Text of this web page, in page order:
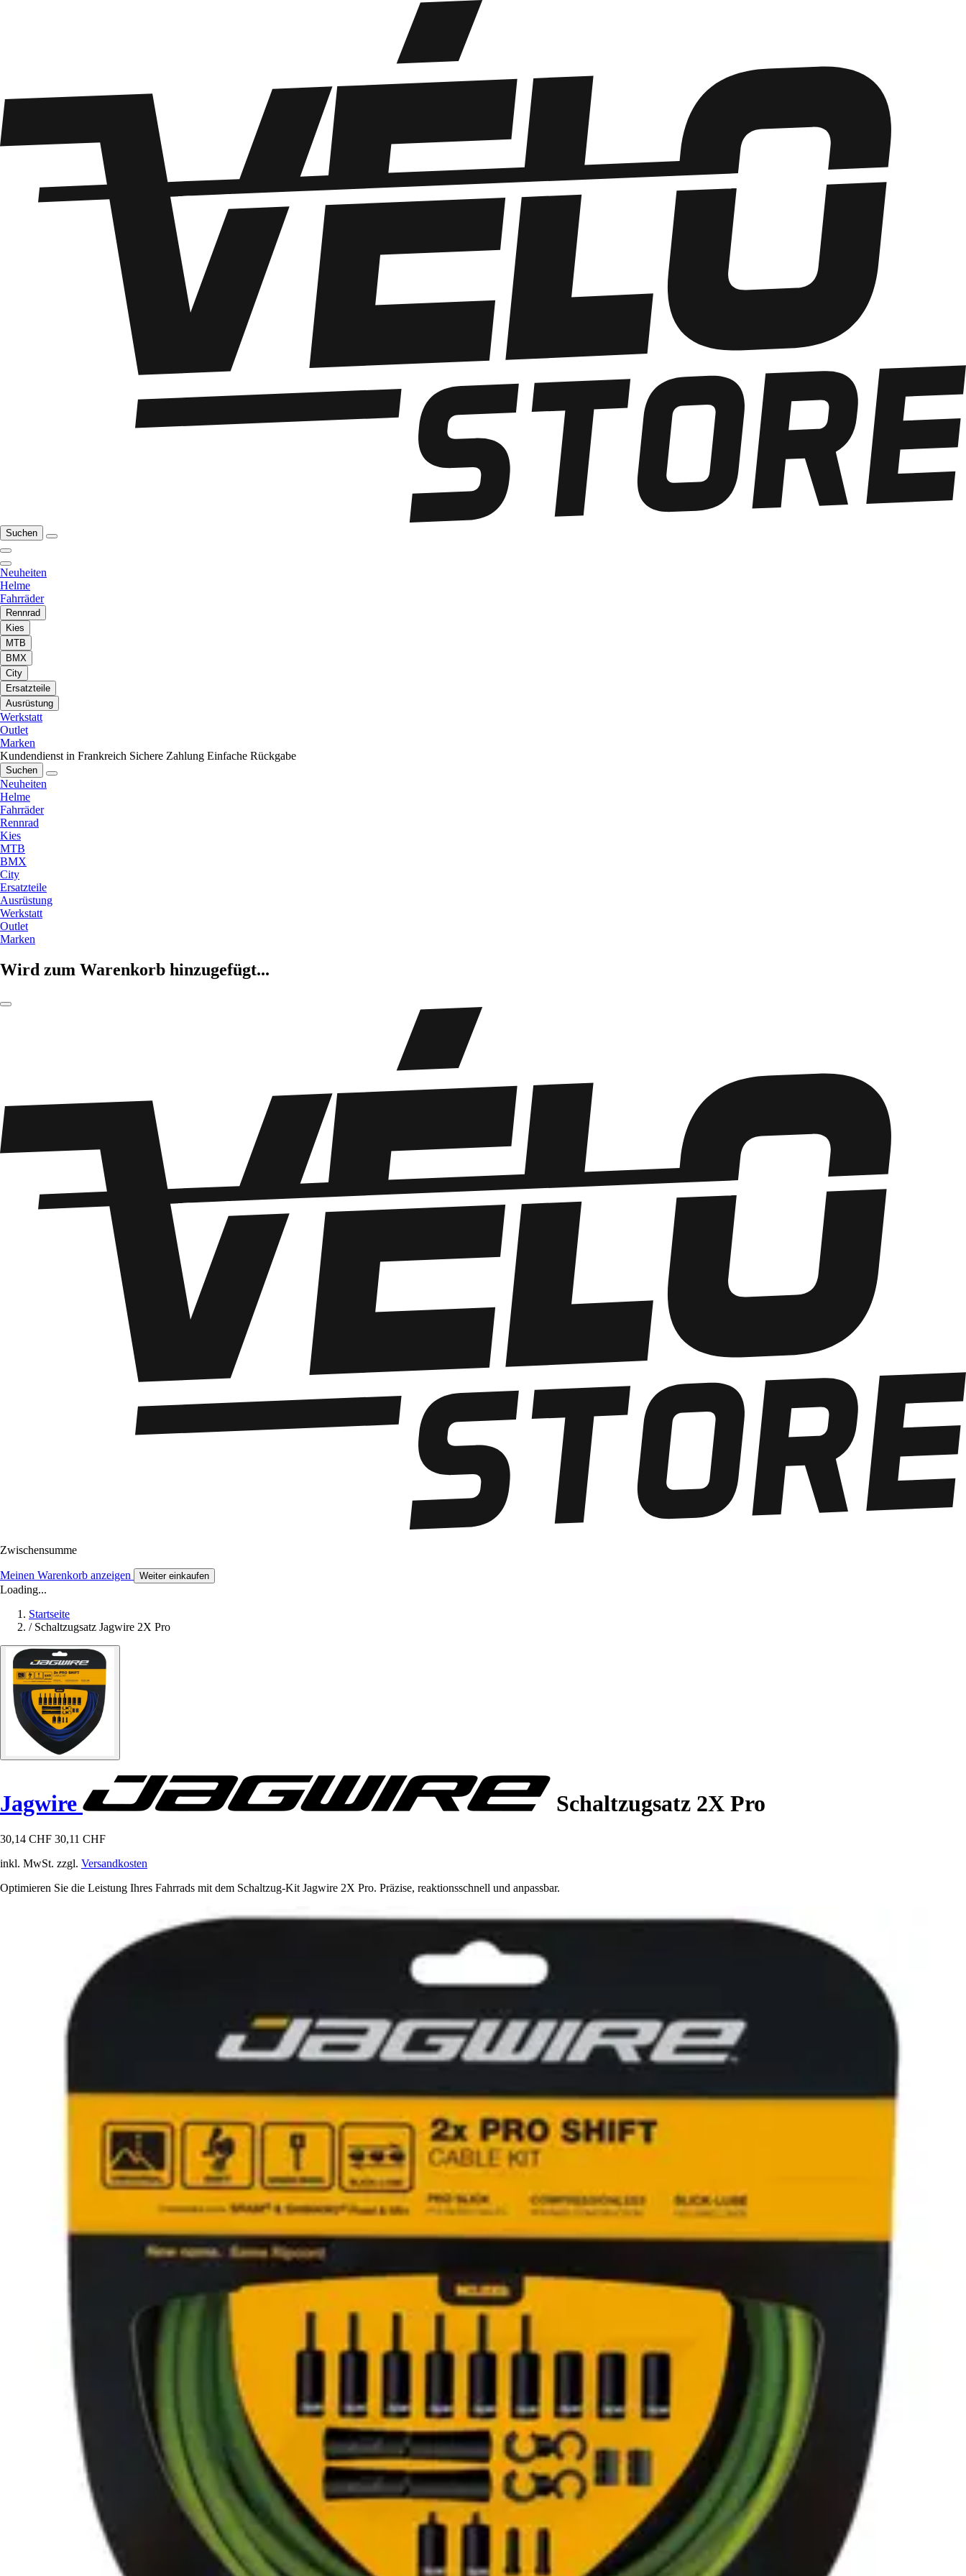
Suchen
Neuheiten
Helme
Fahrräder
Rennrad
Kies
MTB
BMX
City
Ersatzteile
Ausrüstung
Werkstatt
Outlet
Marken
Kundendienst in Frankreich Sichere Zahlung Einfache Rückgabe
Suchen
Neuheiten
Helme
Fahrräder
Rennrad
Kies
MTB
BMX
City
Ersatzteile
Ausrüstung
Werkstatt
Outlet
Marken
Wird zum Warenkorb hinzugefügt...
Zwischensumme
Meinen Warenkorb anzeigen Weiter einkaufen
Loading...
Startseite
/ Schaltzugsatz Jagwire 2X Pro
Jagwire Schaltzugsatz 2X Pro
30,14 CHF 30,11 CHF
inkl. MwSt. zzgl. Versandkosten
Optimieren Sie die Leistung Ihres Fahrrads mit dem Schaltzug-Kit Jagwire 2X Pro. Präzise, reaktionsschnell und anpassbar.